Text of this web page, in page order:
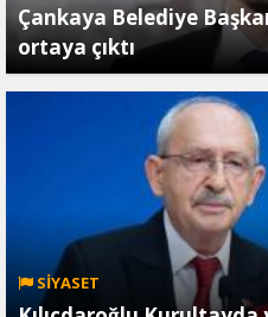
Çankaya Belediye
ortaya çıktı
SİYASET